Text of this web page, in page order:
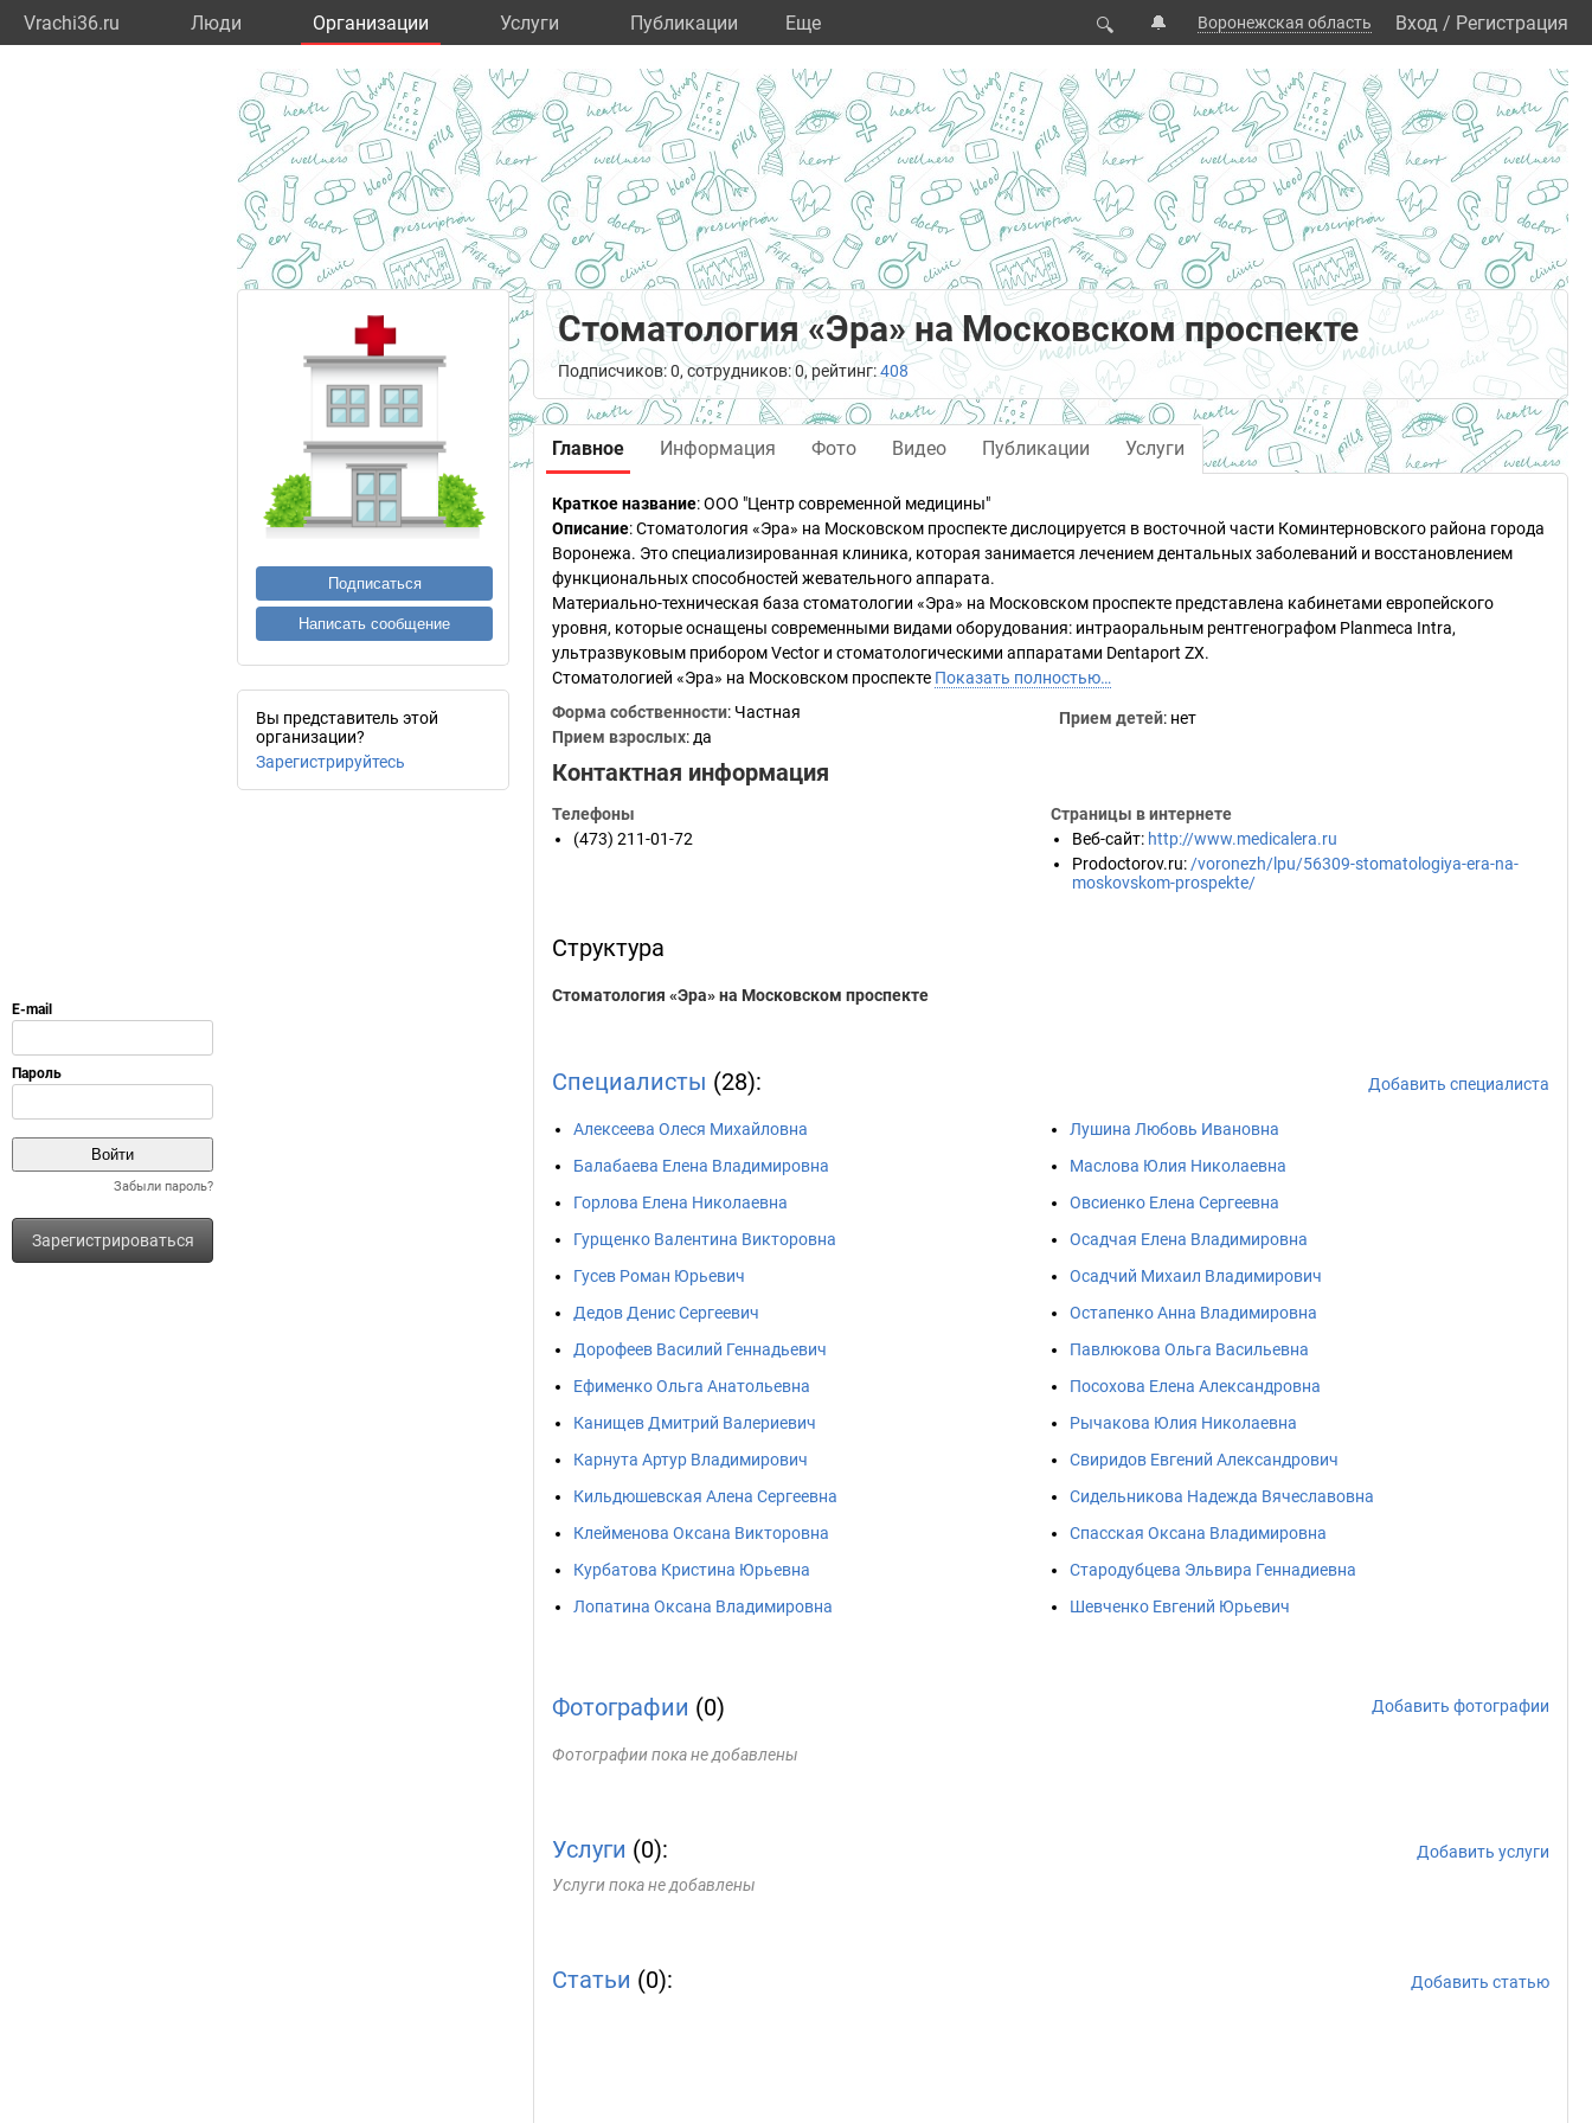
Vrachi36.ru Люди Организации Услуги Публикации Eще 🔍 🔔 Воронежская область Вход / Регистрация
Забыли пароль?
Зарегистрироваться
Подписаться
Написать сообщение
Вы представитель этой
организации?
Зарегистрируйтесь
Стоматология «Эра» на Московском проспекте
Подписчиков: 0, сотрудников: 0, рейтинг:408
Главное Информация Фото Видео Публикации Услуги
Краткое название:ООО "Центр современной медицины"
Описание: Стоматология «Эра» на Московском проспекте дислоцируется в восточной части Коминтерновского района города
Воронежа. Это специализированная клиника, которая занимается лечением дентальных заболеваний и восстановлением
функциональных способностей жевательного аппарата.
Материально-техническая база стоматологии «Эра» на Московском проспекте представлена кабинетами европейского
уровня, которые оснащены современными видами оборудования: интраоральным рентгенографом Planmeca Intra,
ультразвуковым прибором Vector и стоматологическими аппаратами Dentaport ZX.
Стоматологией «Эра» на Московском проспекте Показать полностью…
Форма собственности: Частная
Прием взрослых: да
Прием детей: нет
Контактная информация
Телефоны
(473) 211-01-72
Страницы в интернете
Веб-сайт: http://www.medicalera.ru
Prodoctorov.ru: /voronezh/lpu/56309-stomatologiya-era-na-
moskovskom-prospekte/
Структура
Стоматология «Эра» на Московском проспекте
Специалисты (28): Добавить специалиста
Алексеева Олеся Михайловна
Балабаева Елена Владимировна
Горлова Елена Николаевна
Гурщенко Валентина Викторовна
Гусев Роман Юрьевич
Дедов Денис Сергеевич
Дорофеев Василий Геннадьевич
Ефименко Ольга Анатольевна
Канищев Дмитрий Валериевич
Карнута Артур Владимирович
Кильдюшевская Алена Сергеевна
Клейменова Оксана Викторовна
Курбатова Кристина Юрьевна
Лопатина Оксана Владимировна
Лушина Любовь Ивановна
Маслова Юлия Николаевна
Овсиенко Елена Сергеевна
Осадчая Елена Владимировна
Осадчий Михаил Владимирович
Остапенко Анна Владимировна
Павлюкова Ольга Васильевна
Посохова Елена Александровна
Рычакова Юлия Николаевна
Свиридов Евгений Александрович
Сидельникова Надежда Вячеславовна
Спасская Оксана Владимировна
Стародубцева Эльвира Геннадиевна
Шевченко Евгений Юрьевич
Фотографии (0) Добавить фотографии
Фотографии пока не добавлены
Услуги (0):
Добавить услуги
Услуги пока не добавлены
Статьи (0): Добавить статью